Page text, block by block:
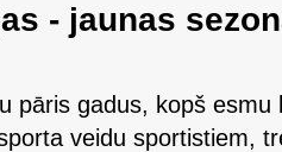
- jaunas
pāris gadus, kopš
veidu sportistiem,